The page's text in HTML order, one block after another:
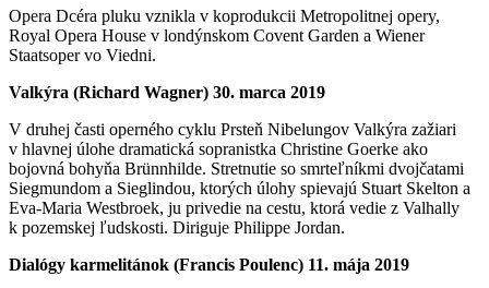
Opera Dcéra pluku vznikla v koprodukcii Metropolitnej opery,
Royal Opera House v londýnskom Covent Garden a Wiener
Staatsoper vo Viedni.
Valkýra (Richard Wagner) 30. marca 2019
V druhej časti operného cyklu Prsteň Nibelungov Valkýra zažiari
v hlavnej úlohe dramatická sopranistka Christine Goerke ako
bojovná bohyňa Brünnhilde. Stretnutie so smrteľníkmi dvojčatami
Siegmundom a Sieglindou, ktorých úlohy spievajú Stuart Skelton a
Eva-Maria Westbroek, ju privedie na cestu, ktorá vedie z Valhally
k pozemskej ľudskosti. Diriguje Philippe Jordan.
Dialógy karmelitánok (Francis Poulenc) 11. mája 2019